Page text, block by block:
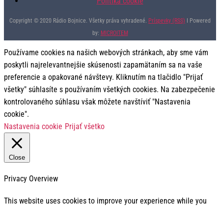
Copyright © 2020 Rádio Bojnice. Všetky práva vyhradené. Príspevky (RSS) I Powered
by: MICROITEM
Používame cookies na našich webových stránkach, aby sme vám
poskytli najrelevantnejšie skúsenosti zapamätaním sa na vaše
preferencie a opakované návštevy. Kliknutím na tlačidlo "Prijať
všetky" súhlasíte s používaním všetkých cookies. Na zabezpečenie
kontrolovaného súhlasu však môžete navštíviť "Nastavenia
cookie".
Nastavenia cookie Prijať všetko
Close
Privacy Overview
This website uses cookies to improve your experience while you